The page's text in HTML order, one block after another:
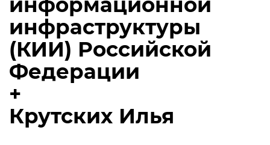
инфраструктуры
(КИИ) Российской
Федерации
+
Крутских Илья